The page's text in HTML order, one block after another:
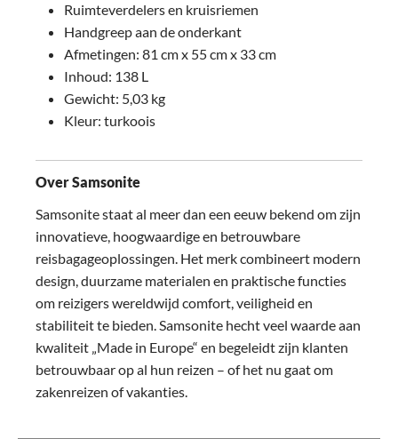
Ruimteverdelers en kruisriemen
Handgreep aan de onderkant
Afmetingen: 81 cm x 55 cm x 33 cm
Inhoud: 138 L
Gewicht: 5,03 kg
Kleur: turkoois
Over Samsonite
Samsonite staat al meer dan een eeuw bekend om zijn
innovatieve, hoogwaardige en betrouwbare
reisbagageoplossingen. Het merk combineert modern
design, duurzame materialen en praktische functies
om reizigers wereldwijd comfort, veiligheid en
stabiliteit te bieden. Samsonite hecht veel waarde aan
kwaliteit „Made in Europe“ en begeleidt zijn klanten
betrouwbaar op al hun reizen – of het nu gaat om
zakenreizen of vakanties.